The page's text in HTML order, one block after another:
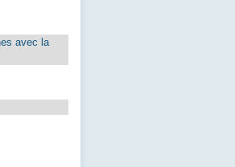
avec la